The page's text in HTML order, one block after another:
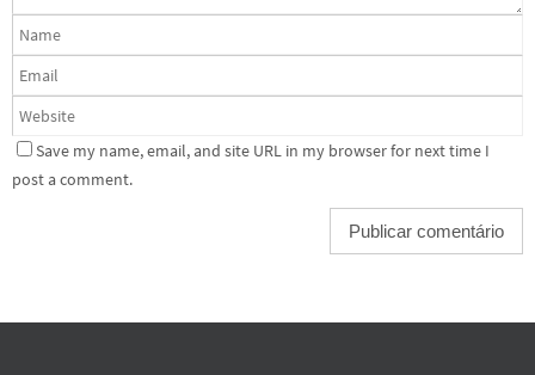
Save my name, email, and site URL in my browser for next time I
post a comment.